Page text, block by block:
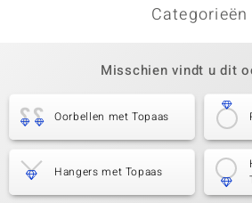
Categorieën
Misschien vindt u dit
Oorbellen met Topaas
Hangers met Topaas